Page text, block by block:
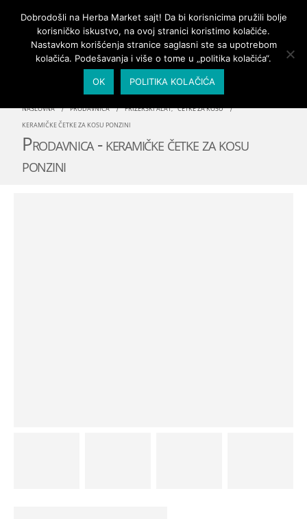
PRIJAVA/MOJ NALOG
NASLOVNA PRODAVNICA FRIZERSKI ALAT, ČETKE ZA KOSU
KERAMIČKE ČETKE ZA KOSU PONZINI
Prodavnica - keramičke četke za kosu
ponzini
Dobrodošli na Herba Market sajt! Da bi korisnicima pružili bolje
korisničko iskustvo, na ovoj stranici koristimo kolačiće.
Nastavkom korišćenja stranice saglasni ste sa upotrebom
kolačića. Podešavanja i više o tome u „politika kolačića“.
OK POLITIKA KOLAČIĆA